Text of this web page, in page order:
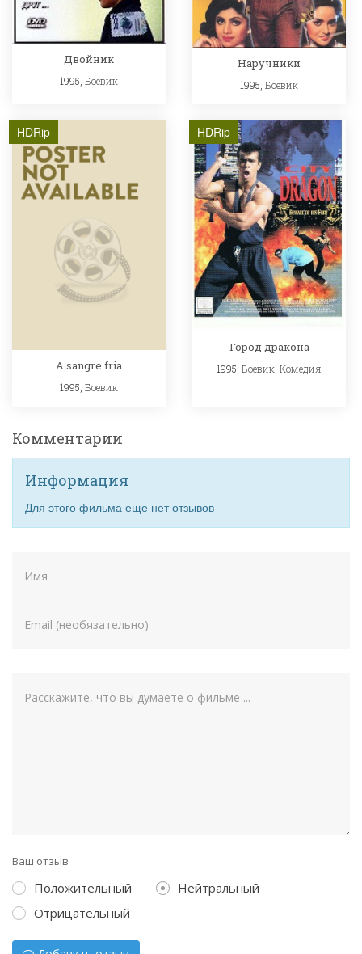
Двойник
1995, Боевик
Наручники
1995,Боевик
HDRip
A sangre fria
1995, Боевик
HDRip
Город дракона
1995,Боевик ,Комедия
Комментарии
Информация
Для этого фильма еще нет отзывов
Ваш отзыв
Положительный
Нейтральный
Отрицательный